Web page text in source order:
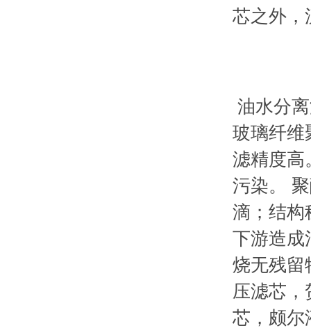
芯之外
油水分
玻璃纤维
滤精度高
污染。
滴；结构
下游造成
烧无残留
压滤芯，
芯，颇尔